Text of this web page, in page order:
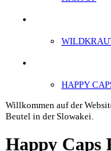
HAPPY
Willkommen auf der
Beutel in der Slowakei.
Happy Caps